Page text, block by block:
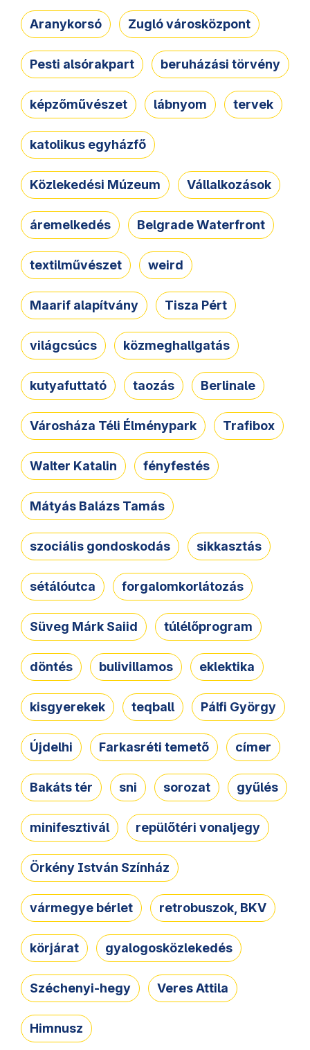
Aranykorsó Zugló városközpont
Pesti alsórakpart beruházási törvény
képzőművészet lábnyom tervek
katolikus egyházfő
Közlekedési Múzeum Vállalkozások
áremelkedés Belgrade Waterfront
textilművészet weird
Maarif alapítvány Tisza Pért
világcsúcs közmeghallgatás
kutyafuttató taozás Berlinale
Városháza Téli Élménypark Trafibox
Walter Katalin fényfestés
Mátyás Balázs Tamás
szociális gondoskodás sikkasztás
sétálóutca forgalomkorlátozás
Süveg Márk Saiid túlélőprogram
döntés bulivillamos eklektika
kisgyerekek teqball Pálfi György
Újdelhi Farkasréti temető címer
Bakáts tér sni sorozat gyűlés
minifesztivál repülőtéri vonaljegy
Örkény István Színház
vármegye bérlet retrobuszok, BKV
körjárat gyalogosközlekedés
Széchenyi-hegy Veres Attila
Himnusz